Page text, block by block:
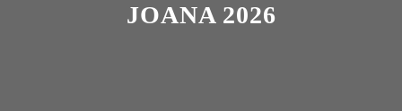
JOANA 2026